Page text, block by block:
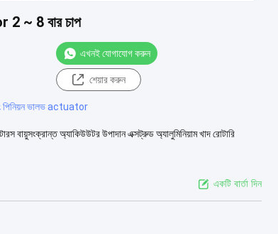
2 ~ 8 বার চাপ
এখনই যোগাযোগ করুন
শেয়ার করুন
পিনিয়ন ভালভ actuator
বায়ুসংক্রান্ত অ্যাকিউউটর উপাদান এক্সট্রুড অ্যালুমিনিয়াম খাদ রোটারি
একটি বার্তা দিন